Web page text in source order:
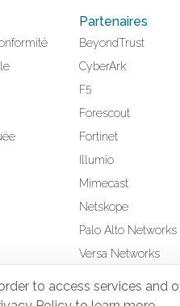
Partenaires
BeyondTrust
CyberArk
F5
Forescout
Fortinet
Illumio
Mimecast
Netskope
Palo Alto Networks
Versa Networks
to access services and